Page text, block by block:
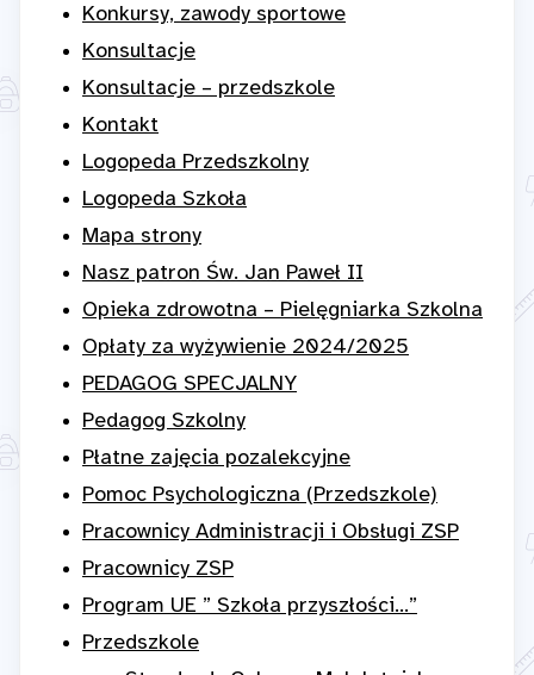
Konkursy, zawody sportowe
Konsultacje
Konsultacje – przedszkole
Kontakt
Logopeda Przedszkolny
Logopeda Szkoła
Mapa strony
Nasz patron Św. Jan Paweł II
Opieka zdrowotna – Pielęgniarka Szkolna
Opłaty za wyżywienie 2024/2025
PEDAGOG SPECJALNY
Pedagog Szkolny
Płatne zajęcia pozalekcyjne
Pomoc Psychologiczna (Przedszkole)
Pracownicy Administracji i Obsługi ZSP
Pracownicy ZSP
Program UE ” Szkoła przyszłości…”
Przedszkole